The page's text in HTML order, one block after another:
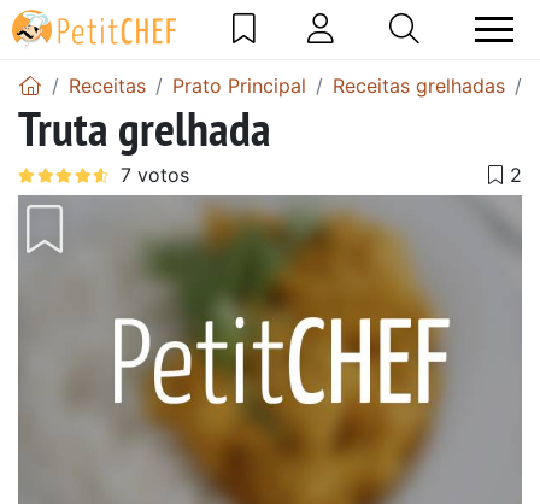
Receitas Prato Principal Receitas grelhadas
Truta grelhada